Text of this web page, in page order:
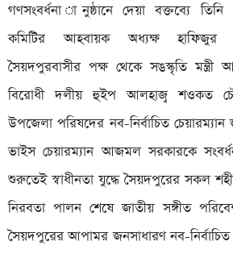
গণসংবর্ধনা ানুষ্ঠানে দেয়া বক্তব্যে
কমিটির আহবায়ক অধ্যক্ষ হাফিজুর
সৈয়দপুরবাসীর পক্ষ থেকে সঙস্কৃতি মন্ত্রী
বিরোধী দলীয় হুইপ আলহাজ্ব শওকত
উপজেলা পরিষদের নব-নির্বাচিত
ভাইস চেয়ারম্যান আজমল সরকারকে
শুরুতেই স্বাধীনতা যুদ্ধে সৈয়দপুরের সকল
নিরবতা পালন শেষে জাতীয় সঙ্গীত
সৈয়দপুরের আপামর জনসাধারণ নব-নির্বাচিত